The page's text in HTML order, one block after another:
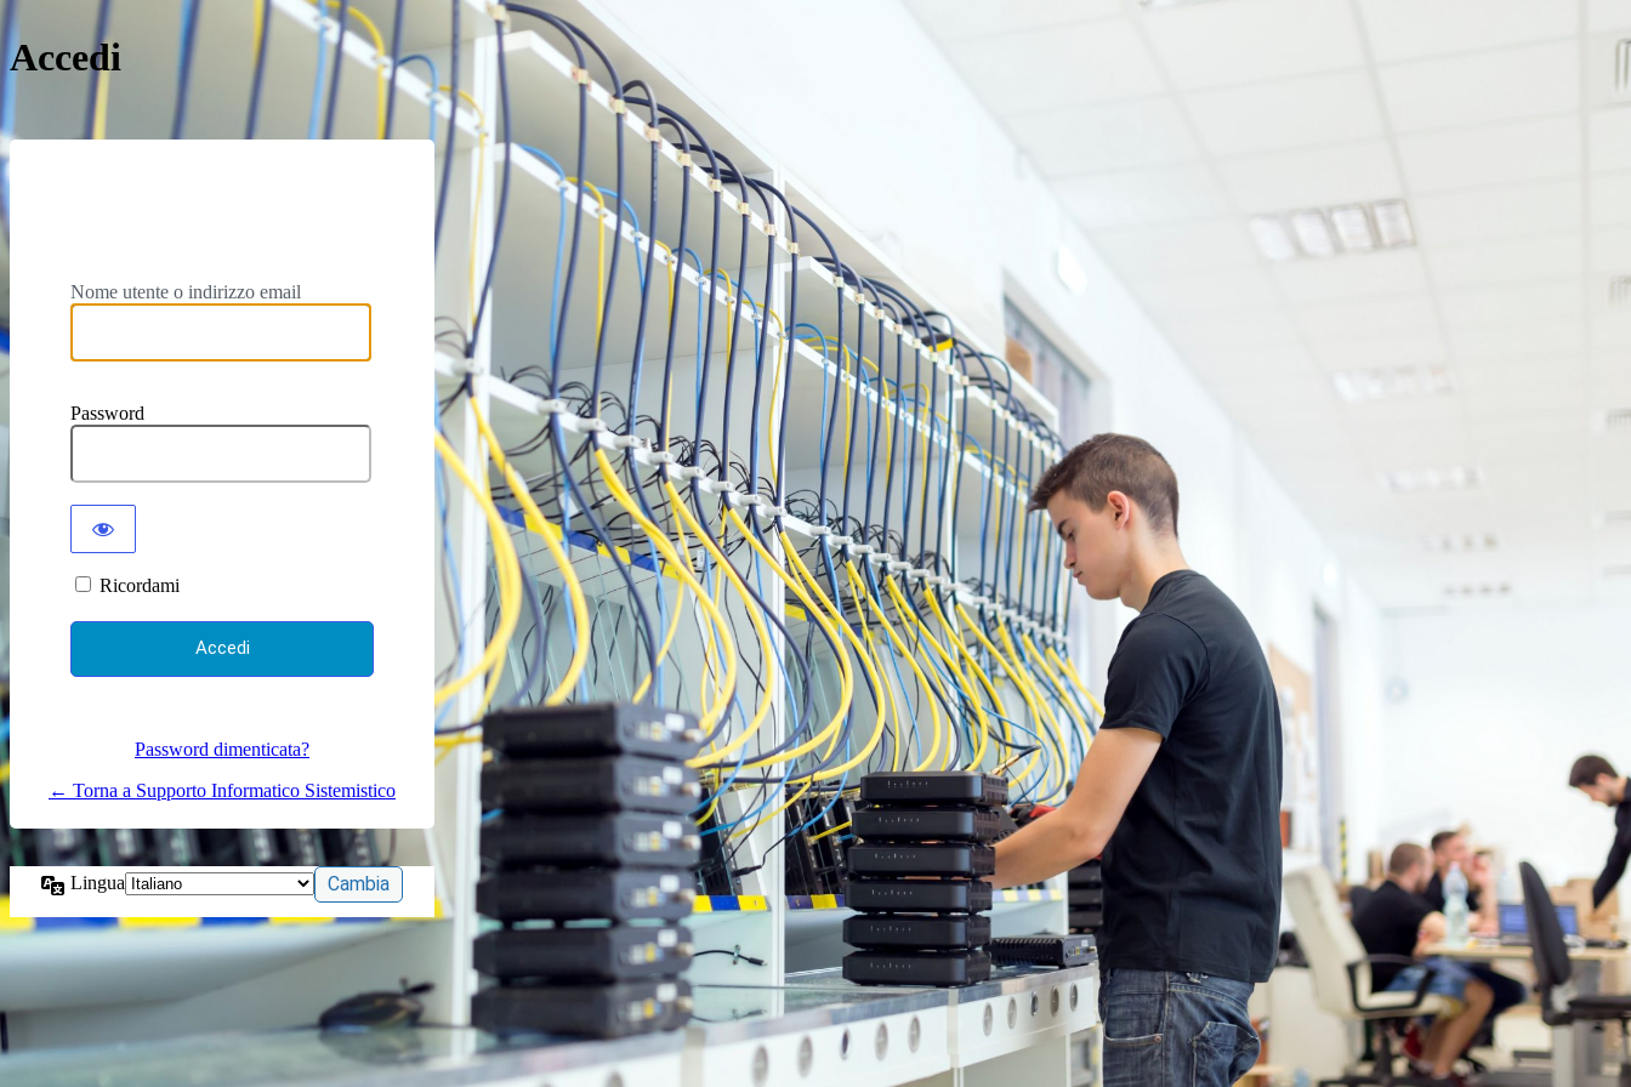
Accedi
Supporto Informatico Sistemistico
Nome utente o indirizzo email
Password
Ricordami
Password dimenticata?
← Torna a Supporto Informatico Sistemistico
Lingua